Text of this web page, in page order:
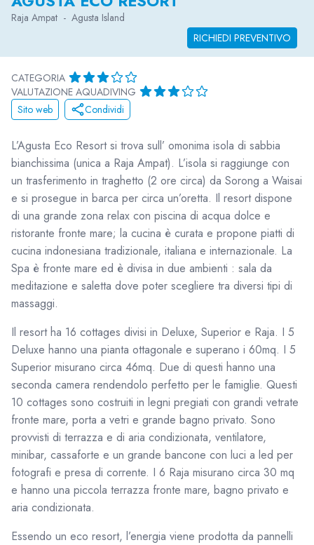
Raja Ampat - Agusta Island
RICHIEDI PREVENTIVO
CATEGORIA
VALUTAZIONE AQUADIVING
Sito web
Condividi
L’Agusta Eco Resort si trova sull’ omonima isola di sabbia
bianchissima (unica a Raja Ampat). L’isola si raggiunge con
un trasferimento in traghetto (2 ore circa) da Sorong a Waisai
e si prosegue in barca per circa un’oretta. Il resort dispone
di una grande zona relax con piscina di acqua dolce e
ristorante fronte mare; la cucina è curata e propone piatti di
cucina indonesiana tradizionale, italiana e internazionale. La
Spa è fronte mare ed è divisa in due ambienti : sala da
meditazione e saletta dove poter scegliere tra diversi tipi di
massaggi.
Il resort ha 16 cottages divisi in Deluxe, Superior e Raja. I 5
Deluxe hanno una pianta ottagonale e superano i 60mq. I 5
Superior misurano circa 46mq. Due di questi hanno una
seconda camera rendendolo perfetto per le famiglie. Questi
10 cottages sono costruiti in legni pregiati con grandi vetrate
fronte mare, porta a vetri e grande bagno privato. Sono
provvisti di terrazza e di aria condizionata, ventilatore,
minibar, cassaforte e un grande bancone con luci a led per
fotografi e presa di corrente. I 6 Raja misurano circa 30 mq
e hanno una piccola terrazza fronte mare, bagno privato e
aria condizionata.
Essendo un eco resort, l’energia viene prodotta da pannelli